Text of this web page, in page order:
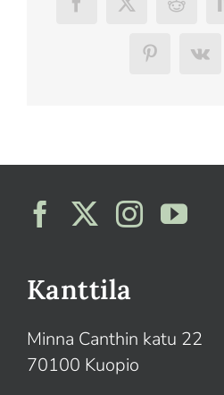
Facebook
X Reddit
Pinterest
Vk
Kanttila
Minna Canthin katu 22
70100 Kuopio